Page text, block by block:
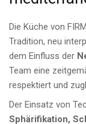
Die Küche von
Tradition, neu
dem Einfluss der
Team eine
respektiert und
Der Einsatz von
Sphärifikation,